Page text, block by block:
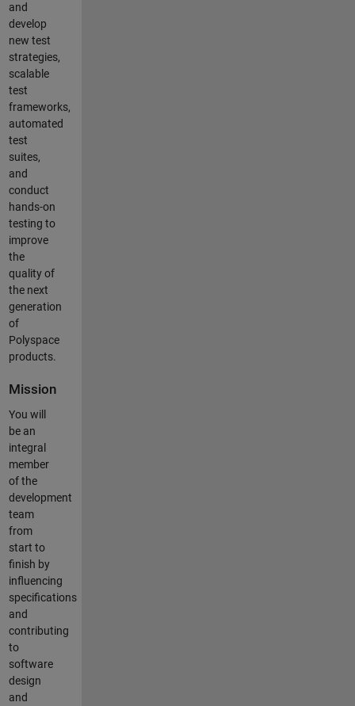
and
develop
new test
strategies,
scalable
test
frameworks,
automated
test
suites,
and
conduct
hands-on
testing to
improve
the
quality of
the next
generation
of
Polyspace
products.
Mission
You will
be an
integral
member
of the
development
team
from
start to
finish by
influencing
specifications
and
contributing
to
software
design
and